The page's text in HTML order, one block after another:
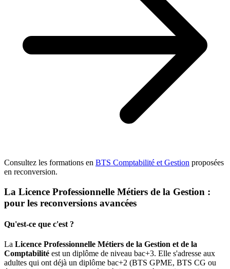
Consultez les formations en BTS Comptabilité et Gestion proposées
en reconversion.
La Licence Professionnelle Métiers de la Gestion :
pour les reconversions avancées
Qu'est-ce que c'est ?
La Licence Professionnelle Métiers de la Gestion et de la
Comptabilité est un diplôme de niveau bac+3. Elle s'adresse aux
adultes qui ont déjà un diplôme bac+2 (BTS GPME, BTS CG ou